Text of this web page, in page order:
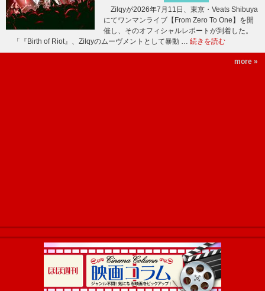
Zilqyが2026年7月11日、東京・Veats Shibuya
にてワンマンライブ【From Zero To One】を開
催し、そのオフィシャルレポートが到着した。
「『Birth of Riot』、Zilqyのムーヴメントとして暴動 … 続きを読む
more »